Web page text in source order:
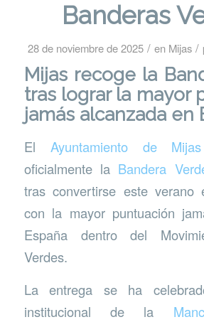
Banderas
28 de noviembre de 2025 / en Mijas /
Mijas recoge la
tras lograr la mayor
jamás alcanzada en
El Ayuntamiento de Mijas
oficialmente la Bandera
tras convertirse este verano
con la mayor puntuación
España dentro del
Verdes.
La entrega se ha
institucional de la